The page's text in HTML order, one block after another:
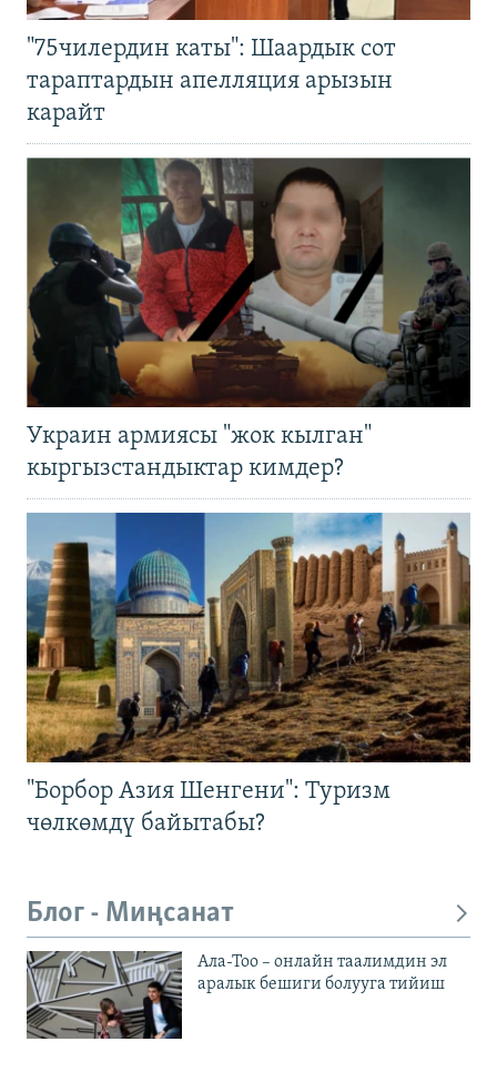
"75чилердин каты": Шаардык сот
тараптардын апелляция арызын
карайт
Украин армиясы "жок кылган"
кыргызстандыктар кимдер?
"Борбор Азия Шенгени": Туризм
чөлкөмдү байытабы?
Блог - Миңсанат
Ала-Тоо – онлайн таалимдин эл
аралык бешиги болууга тийиш